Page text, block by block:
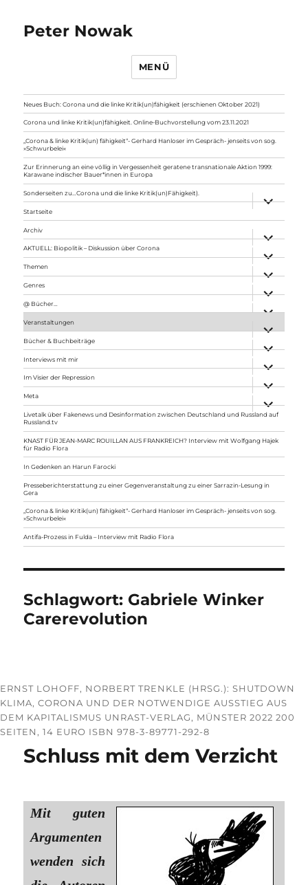
Peter Nowak
MENÜ
Neues Buch: Corona und die linke Kritik(un)fähigkeit (erschienen Oktober 2021)
Corona und linke Kritik(un)fähigkeit. Online-Buchvorstellung vom 23.11.2021
„Corona & linke Kritik(un) fähigkeit“- Gerhard Hanloser im Gespräch- jenseits von sog.
»Schwurbelei«
Zur Erinnerung an eine völlig in Vergessenheit geratene transnationale Aktion 1999:
Karawane indischer Bauer*innen in Europa
Sonderseiten zu…Corona und die linke Kritik(un)Fähigkeit).
anzeigen
Startseite
Archiv
anzeigen
AKTUELL: Biopolitik – Diskussion über Corona
anzeigen
Themen
anzeigen
Genres
anzeigen
@ Bücher…
Veranstaltungen
anzeigen
Bücher & Buchbeiträge
anzeigen
Interviews mit mir
anzeigen
Im Visier der Repression
anzeigen
Meta
anzeigen
Livetalk über Fakenews und Desinformation zwischen Deutschland und Russland auf
Russland.tv
KNAST FÜR JEAN-MARC ROUILLAN AUS FRANKREICH? Interview mit Wolfgang Hajek
für Radio Flora
In Gedenken an Harun Farocki
Presseberichterstattung zu einer Gegenveranstaltung zu einer Sarrazin-Lesung in
Gera
„Corona & linke Kritik(un) fähigkeit“- Gerhard Hanloser im Gespräch- jenseits von sog.
»Schwurbelei«
Antifa-Prozess in Fulda – Interview mit Radio Flora
Schlagwort: Gabriele Winker
Carerevolution
ERNST LOHOFF, NORBERT TRENKLE (HRSG.): SHUTDOWN
KLIMA, CORONA UND DER NOTWENDIGE AUSSTIEG AUS
DEM KAPITALISMUS UNRAST-VERLAG, MÜNSTER 2022 200
SEITEN, 14 EURO ISBN 978-3-89771-292-8
Schluss mit dem Verzicht
Mit guten
Argumenten
wenden sich